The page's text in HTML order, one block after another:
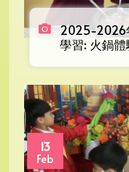
2025-2026
學習: 火鍋體
13
Feb